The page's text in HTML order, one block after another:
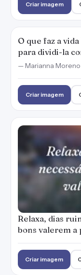
Criar imagem
O que faz a
para dividi-la
— Marianna Moreno
Criar imagem
Relaxa, dias
bons valerem a
Criar imagem